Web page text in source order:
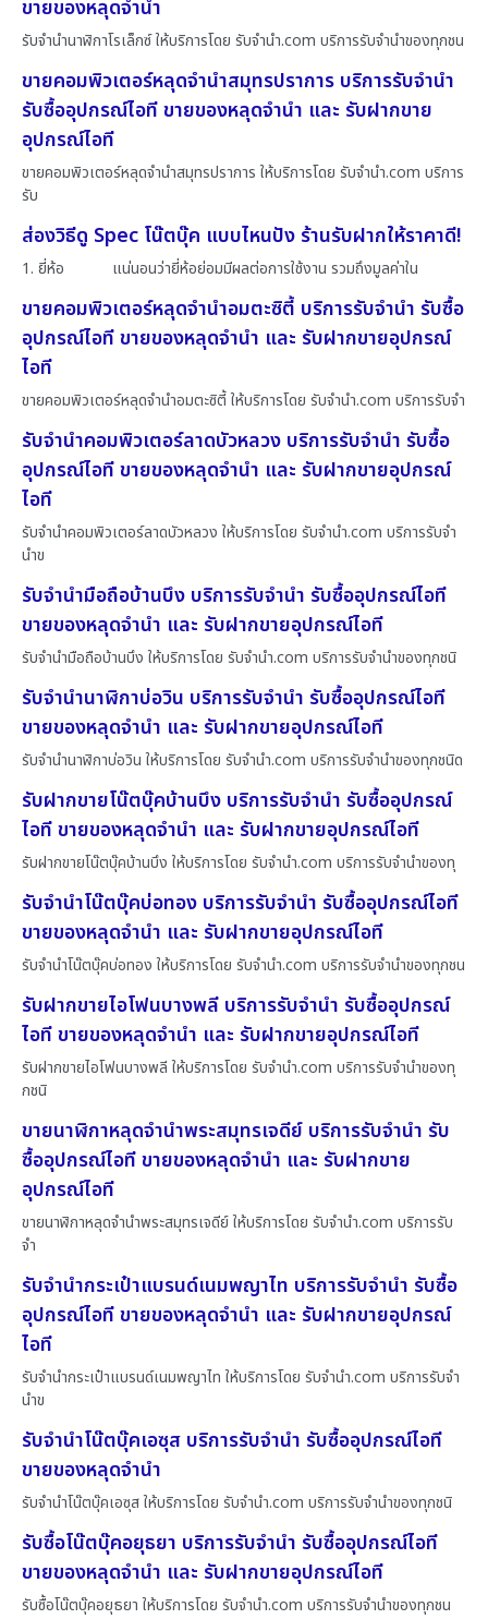
ขายของหลุดจำนำ
รับจำนำนาฬิกาโรเล็กซ์ ให้บริการโดย รับจํานํา.com บริการรับจำนำของทุกชน
ขายคอมพิวเตอร์หลุดจำนำสมุทรปราการ บริการรับจำนำ
รับซื้ออุปกรณ์ไอที ขายของหลุดจำนำ และ รับฝากขาย
อุปกรณ์ไอที
ขายคอมพิวเตอร์หลุดจำนำสมุทรปราการ ให้บริการโดย รับจํานํา.com บริการ
รับ
ส่องวิธีดู Spec โน๊ตบุ๊ค แบบไหนปัง ร้านรับฝากให้ราคาดี!
1. ยี่ห้อ แน่นอนว่ายี่ห้อย่อมมีผลต่อการใช้งาน รวมถึงมูลค่าใน
ขายคอมพิวเตอร์หลุดจำนำอมตะซิตี้ บริการรับจำนำ รับซื้อ
อุปกรณ์ไอที ขายของหลุดจำนำ และ รับฝากขายอุปกรณ์
ไอที
ขายคอมพิวเตอร์หลุดจำนำอมตะซิตี้ ให้บริการโดย รับจํานํา.com บริการรับจำ
รับจำนำคอมพิวเตอร์ลาดบัวหลวง บริการรับจำนำ รับซื้อ
อุปกรณ์ไอที ขายของหลุดจำนำ และ รับฝากขายอุปกรณ์
ไอที
รับจำนำคอมพิวเตอร์ลาดบัวหลวง ให้บริการโดย รับจํานํา.com บริการรับจำ
นำข
รับจำนำมือถือบ้านบึง บริการรับจำนำ รับซื้ออุปกรณ์ไอที
ขายของหลุดจำนำ และ รับฝากขายอุปกรณ์ไอที
รับจำนำมือถือบ้านบึง ให้บริการโดย รับจํานํา.com บริการรับจำนำของทุกชนิ
รับจำนำนาฬิกาบ่อวิน บริการรับจำนำ รับซื้ออุปกรณ์ไอที
ขายของหลุดจำนำ และ รับฝากขายอุปกรณ์ไอที
รับจำนำนาฬิกาบ่อวิน ให้บริการโดย รับจํานํา.com บริการรับจำนำของทุกชนิด
รับฝากขายโน๊ตบุ๊คบ้านบึง บริการรับจำนำ รับซื้ออุปกรณ์
ไอที ขายของหลุดจำนำ และ รับฝากขายอุปกรณ์ไอที
รับฝากขายโน๊ตบุ๊คบ้านบึง ให้บริการโดย รับจํานํา.com บริการรับจำนำของทุ
รับจำนำโน๊ตบุ๊คบ่อทอง บริการรับจำนำ รับซื้ออุปกรณ์ไอที
ขายของหลุดจำนำ และ รับฝากขายอุปกรณ์ไอที
รับจำนำโน๊ตบุ๊คบ่อทอง ให้บริการโดย รับจํานํา.com บริการรับจำนำของทุกชน
รับฝากขายไอโฟนบางพลี บริการรับจำนำ รับซื้ออุปกรณ์
ไอที ขายของหลุดจำนำ และ รับฝากขายอุปกรณ์ไอที
รับฝากขายไอโฟนบางพลี ให้บริการโดย รับจํานํา.com บริการรับจำนำของทุ
กชนิ
ขายนาฬิกาหลุดจำนำพระสมุทรเจดีย์ บริการรับจำนำ รับ
ซื้ออุปกรณ์ไอที ขายของหลุดจำนำ และ รับฝากขาย
อุปกรณ์ไอที
ขายนาฬิกาหลุดจำนำพระสมุทรเจดีย์ ให้บริการโดย รับจํานํา.com บริการรับ
จำ
รับจำนำกระเป๋าแบรนด์เนมพญาไท บริการรับจำนำ รับซื้อ
อุปกรณ์ไอที ขายของหลุดจำนำ และ รับฝากขายอุปกรณ์
ไอที
รับจำนำกระเป๋าแบรนด์เนมพญาไท ให้บริการโดย รับจํานํา.com บริการรับจำ
นำข
รับจำนำโน๊ตบุ๊คเอซุส บริการรับจำนำ รับซื้ออุปกรณ์ไอที
ขายของหลุดจำนำ
รับจำนำโน๊ตบุ๊คเอซุส ให้บริการโดย รับจํานํา.com บริการรับจำนำของทุกชนิ
รับซื้อโน๊ตบุ๊คอยุธยา บริการรับจำนำ รับซื้ออุปกรณ์ไอที
ขายของหลุดจำนำ และ รับฝากขายอุปกรณ์ไอที
รับซื้อโน๊ตบุ๊คอยุธยา ให้บริการโดย รับจํานํา.com บริการรับจำนำของทุกชน